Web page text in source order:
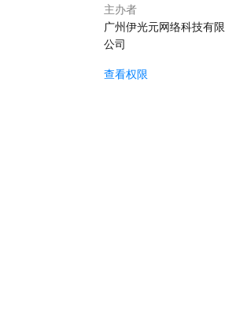
主办者
广州伊光元网络科技有限
公司
查看权限